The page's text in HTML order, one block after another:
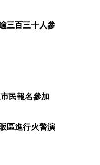
三百三十人參
民報名參加
區進行火警演